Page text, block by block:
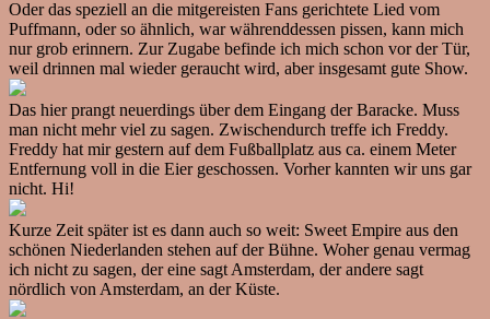
Oder das speziell an die mitgereisten Fans gerichtete Lied vom
Puffmann, oder so ähnlich, war währenddessen pissen, kann mich
nur grob erinnern. Zur Zugabe befinde ich mich schon vor der Tür,
weil drinnen mal wieder geraucht wird, aber insgesamt gute Show.
Das hier prangt neuerdings über dem Eingang der Baracke. Muss
man nicht mehr viel zu sagen. Zwischendurch treffe ich Freddy.
Freddy hat mir gestern auf dem Fußballplatz aus ca. einem Meter
Entfernung voll in die Eier geschossen. Vorher kannten wir uns gar
nicht. Hi!
Kurze Zeit später ist es dann auch so weit: Sweet Empire aus den
schönen Niederlanden stehen auf der Bühne. Woher genau vermag
ich nicht zu sagen, der eine sagt Amsterdam, der andere sagt
nördlich von Amsterdam, an der Küste.